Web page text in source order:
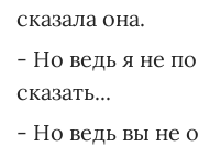
сказала она.
- Но ведь я не
сказать...
- Но ведь вы не